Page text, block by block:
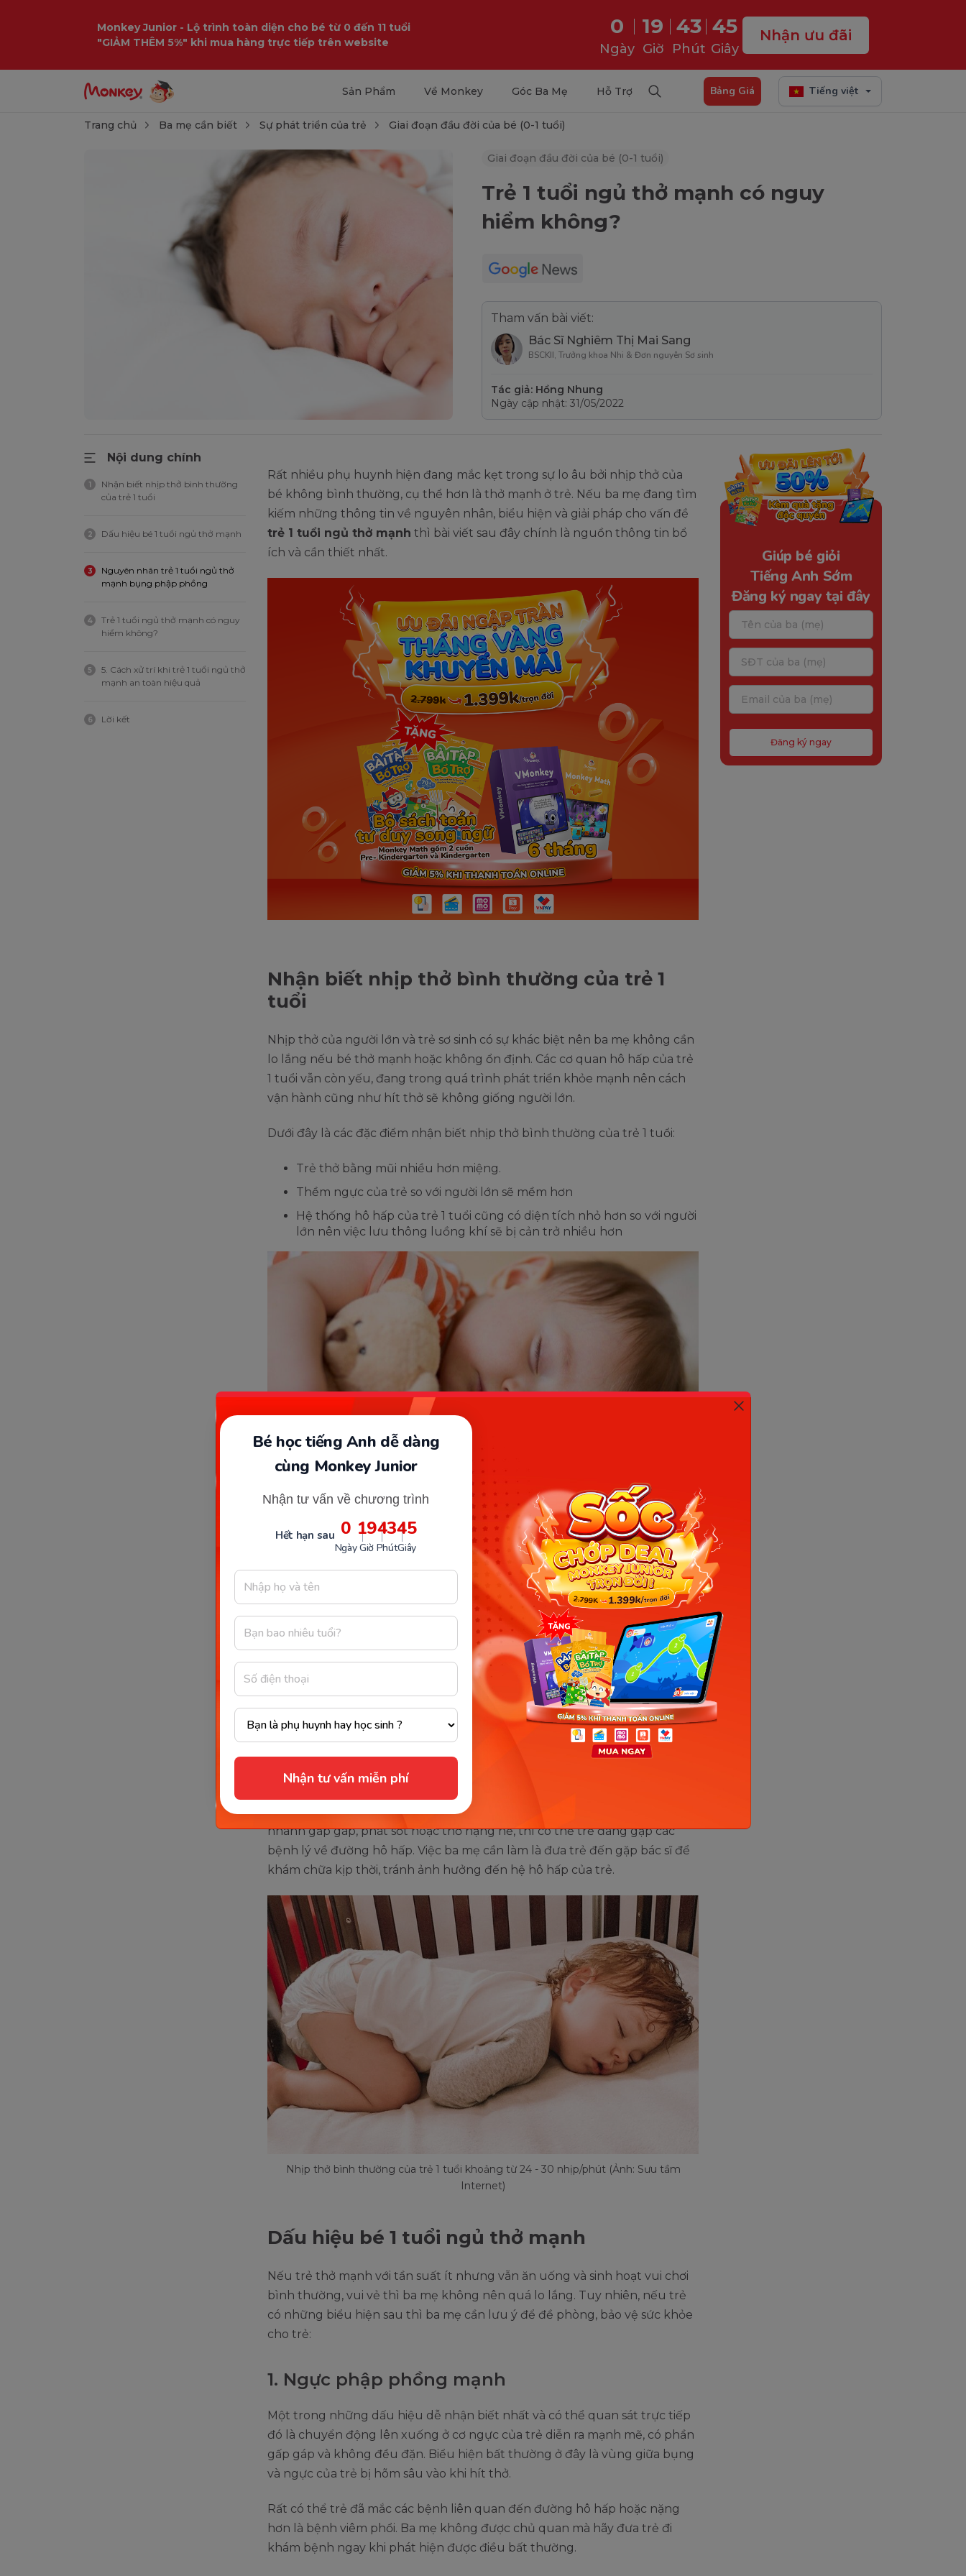
Monkey Junior - Lộ trình toàn diện cho bé từ 0 đến 11 tuổi
"GIẢM THÊM 5%" khi mua hàng trực tiếp trên website
0
Ngày
19
Giờ
43
Phút
43
Giây
Nhận ưu đãi
Sản Phẩm Về Monkey Góc Ba Mẹ Hỗ Trợ Bảng Giá Tiếng việt
Bé học tiếng Anh dễ dàng
cùng Monkey Junior
Nhận tư vấn về chương trình
Hết hạn sau 0
Ngày
19
Giờ
43
Phút
43
Giây
Nhận tư vấn miễn phí
Trang chủ Ba mẹ cần biết Sự phát triển của trẻ Giai đoạn đầu đời của bé (0-1 tuổi)
Giai đoạn đầu đời của bé (0-1 tuổi)
Trẻ 1 tuổi ngủ thở mạnh có nguy
hiểm không?
Tham vấn bài viết:
Bác Sĩ Nghiêm Thị Mai Sang
BSCKII, Trưởng khoa Nhi & Đơn nguyên Sơ sinh
Tác giả: Hồng Nhung
Ngày cập nhật: 31/05/2022
Nội dung chính
1
Nhận biết nhịp thở bình thường
của trẻ 1 tuổi
2 Dấu hiệu bé 1 tuổi ngủ thở mạnh
3
Nguyên nhân trẻ 1 tuổi ngủ thở
mạnh bụng phập phồng
4
Trẻ 1 tuổi ngủ thở mạnh có nguy
hiểm không?
5
5. Cách xử trí khi trẻ 1 tuổi ngủ thở
mạnh an toàn hiệu quả
6 Lời kết
Rất nhiều phụ huynh hiện đang mắc kẹt trong sự lo âu bởi nhịp thở của
bé không bình thường, cụ thể hơn là thở mạnh ở trẻ. Nếu ba mẹ đang tìm
kiếm những thông tin về nguyên nhân, biểu hiện và giải pháp cho vấn đề
trẻ 1 tuổi ngủ thở mạnh thì bài viết sau đây chính là nguồn thông tin bổ
ích và cần thiết nhất.
Nhận biết nhịp thở bình thường của trẻ 1
tuổi
Nhịp thở của người lớn và trẻ sơ sinh có sự khác biệt nên ba mẹ không cần
lo lắng nếu bé thở mạnh hoặc không ổn định. Các cơ quan hô hấp của trẻ
1 tuổi vẫn còn yếu, đang trong quá trình phát triển khỏe mạnh nên cách
vận hành cũng như hít thở sẽ không giống người lớn.
Dưới đây là các đặc điểm nhận biết nhịp thở bình thường của trẻ 1 tuổi:
Trẻ thở bằng mũi nhiều hơn miệng.
Thềm ngực của trẻ so với người lớn sẽ mềm hơn
Hệ thống hô hấp của trẻ 1 tuổi cũng có diện tích nhỏ hơn so với người
lớn nên việc lưu thông luồng khí sẽ bị cản trở nhiều hơn
Các cơ quan hô hấp của trẻ 1 tuổi vẫn còn yếu (Ảnh: Sưu tầm Internet)
Theo nghiên cứu của các chuyên gia Nhi khoa, nhịp thở bình thường của
trẻ 1 tuổi thuộc tầm khoảng từ 24 - 30 nhịp/phút. Trong quá trình lưu
thông khí, trẻ có thể ngừng khoảng 5 giây giữa các nhịp thở. Khi trẻ lớn
dần, khoảng cách nhịp thở sẽ mất dần.
Nếu ba mẹ vẫn còn lo lắng về vấn đề này, hãy thử kiểm tra bằng những
cách sau đây để xem xem nhịp thở của con có bình thường hay không:
Tập trung lắng nghe nhịp thở của bé: Áp tai vào miệng và mũi của trẻ
và nghe xem tiếng thở có đều đặn, tiếng thở có khò khè hay bị nghẹt
không
Quan sát sự chuyển động lên xuống của ngực trẻ, để chắc chắn rằng
nó chuyển động khớp với nhịp thở của bé.
Nếu ba mẹ nhận thấy các bé có những biểu hiện như thở mạnh, thở
nhanh gấp gáp, phát sốt hoặc thở nặng nề, thì có thể trẻ đang gặp các
bệnh lý về đường hô hấp. Việc ba mẹ cần làm là đưa trẻ đến gặp bác sĩ để
khám chữa kịp thời, tránh ảnh hưởng đến hệ hô hấp của trẻ.
Nhịp thở bình thường của trẻ 1 tuổi khoảng từ 24 - 30 nhịp/phút (Ảnh: Sưu tầm
Internet)
Dấu hiệu bé 1 tuổi ngủ thở mạnh
Nếu trẻ thở mạnh với tần suất ít nhưng vẫn ăn uống và sinh hoạt vui chơi
bình thường, vui vẻ thì ba mẹ không nên quá lo lắng. Tuy nhiên, nếu trẻ
có những biểu hiện sau thì ba mẹ cần lưu ý để đề phòng, bảo vệ sức khỏe
cho trẻ:
1. Ngực phập phồng mạnh
Một trong những dấu hiệu dễ nhận biết nhất và có thể quan sát trực tiếp
đó là chuyển động lên xuống ở cơ ngực của trẻ diễn ra mạnh mẽ, có phần
gấp gáp và không đều đặn. Biểu hiện bất thường ở đây là vùng giữa bụng
và ngực của trẻ bị hõm sâu vào khi hít thở.
Rất có thể trẻ đã mắc các bệnh liên quan đến đường hô hấp hoặc nặng
hơn là bệnh viêm phổi. Ba mẹ không được chủ quan mà hãy đưa trẻ đi
khám bệnh ngay khi phát hiện được điều bất thường.
Giúp bé giỏi
Tiếng Anh Sớm
Đăng ký ngay tại đây
Đăng ký ngay